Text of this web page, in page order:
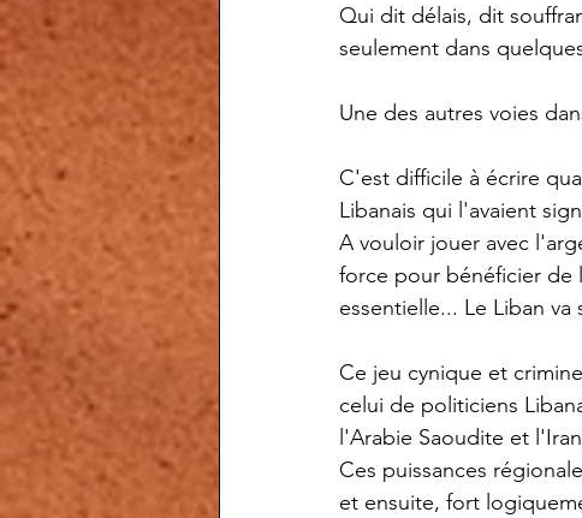
Qui dit délais, dit
seulement dans
Une des autres voies
C'est difficile à écrire
Libanais qui l'avaient
A vouloir jouer avec
force pour bénéficier de
essentielle... Le Liban
Ce jeu cynique et
celui de politiciens
l'Arabie Saoudite et
Ces puissances
et ensuite, fort